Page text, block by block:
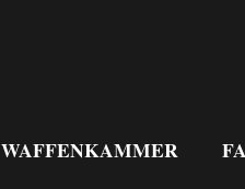
WAFFENKAMMER